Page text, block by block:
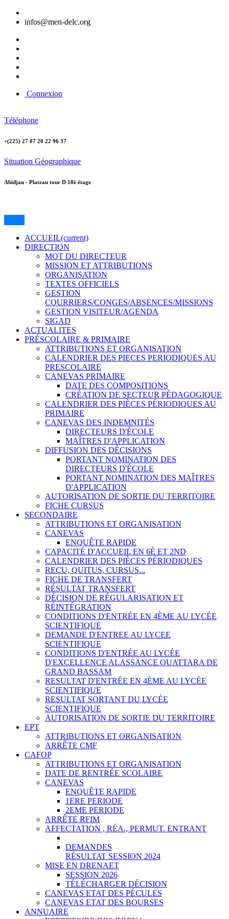
infos@men-delc.org
Connexion
Téléphone
+(225) 27 07 20 22 96 37
Situation Géographique
Abidjan - Plateau tour D 18è étage
ACCUEIL(current)
DIRECTION
MOT DU DIRECTEUR
MISSION ET ATTRIBUTIONS
ORGANISATION
TEXTES OFFICIELS
GESTION
COURRIERS/CONGES/ABSENCES/MISSIONS
GESTION VISITEUR/AGENDA
SIGAD
ACTUALITES
PRÉSCOLAIRE & PRIMAIRE
ATTRIBUTIONS ET ORGANISATION
CALENDRIER DES PIECES PERIODIQUES AU
PRESCOLAIRE
CANEVAS PRIMAIRE
DATE DES COMPOSITIONS
CRÉATION DE SECTEUR PÉDAGOGIQUE
CALENDRIER DES PIÈCES PÉRIODIQUES AU
PRIMAIRE
CANEVAS DES INDEMNITÉS
DIRECTEURS D'ÉCOLE
MAÎTRES D'APPLICATION
DIFFUSION DES DÉCISIONS
PORTANT NOMINATION DES
DIRECTEURS D'ÉCOLE
PORTANT NOMINATION DES MAÎTRES
D'APPLICATION
AUTORISATION DE SORTIE DU TERRITOIRE
FICHE CURSUS
SECONDAIRE
ATTRIBUTIONS ET ORGANISATION
CANEVAS
ENQUÊTE RAPIDE
CAPACITÉ D'ACCUEIL EN 6È ET 2ND
CALENDRIER DES PIÈCES PÉRIODIQUES
REÇU, QUITUS, CURSUS...
FICHE DE TRANSFERT
RÉSULTAT TRANSFERT
DÉCISION DE RÉGULARISATION ET
RÉINTÉGRATION
CONDITIONS D'ENTRÉE EN 4ÈME AU LYCÉE
SCIENTIFIQUE
DEMANDE D'ENTREE AU LYCEE
SCIENTIFIQUE
CONDITIONS D'ENTRÉE AU LYCÉE
D'EXCELLENCE ALASSANCE OUATTARA DE
GRAND BASSAM
RESULTAT D'ENTRÉE EN 4ÈME AU LYCÉE
SCIENTIFIQUE
RESULTAT SORTANT DU LYCÉE
SCIENTIFIQUE
AUTORISATION DE SORTIE DU TERRITOIRE
EPT
ATTRIBUTIONS ET ORGANISATION
ARRÊTE CMF
CAFOP
ATTRIBUTIONS ET ORGANISATION
DATE DE RENTRÉE SCOLAIRE
CANEVAS
ENQUÊTE RAPIDE
1ERE PERIODE
2EME PERIODE
ARRÊTE RFIM
AFFECTATION , RÉA., PERMUT. ENTRANT
DEMANDES
RÉSULTAT SESSION 2024
MISE EN DRENAET
SESSION 2026
TÉLÉCHARGER DÉCISION
CANEVAS ETAT DES PÉCULES
CANEVAS ETAT DES BOURSES
ANNUAIRE